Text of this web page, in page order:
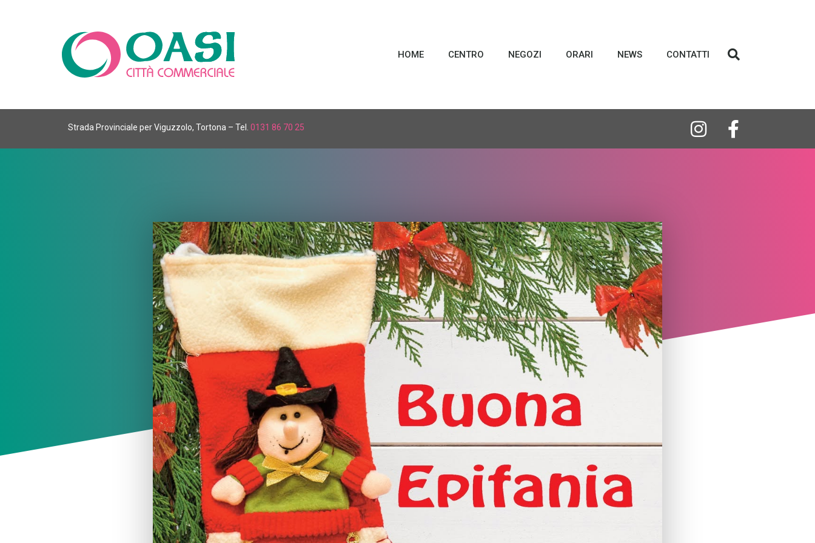
HOME CENTRO NEGOZI ORARI NEWS CONTATTI
Strada Provinciale per Viguzzolo, Tortona – Tel. 0131 86 70 25